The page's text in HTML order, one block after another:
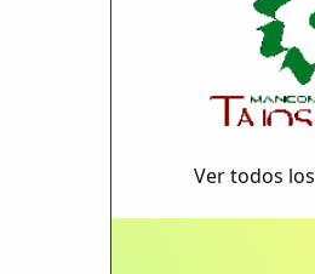
Ver todos